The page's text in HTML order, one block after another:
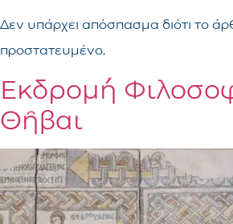
Δεν υπάρχει απόσπασμα διότι το
προστατευμένο.
Εκδρομή
Θῆβαι